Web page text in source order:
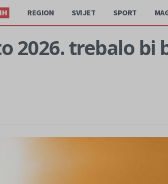
REGION SVIJET SPORT
2026. trebalo